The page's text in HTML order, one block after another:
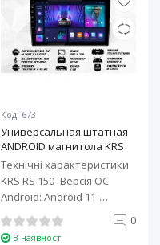
Код: 673
Универсальная штатная
ANDROID магнитола KRS
RS 150 10" 2/32 GB
Технічні характеристики
KRS RS 150- Версія ОС
Android: Android 11-
Процесор: 4-ядерний ARM
Cortex-A7..
0
В наявності